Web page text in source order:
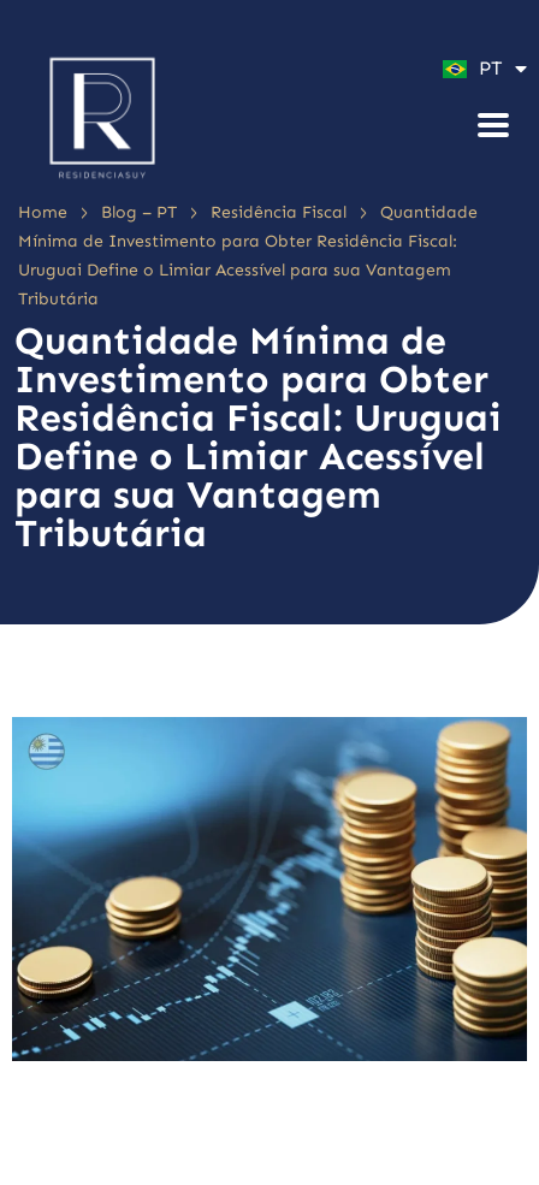
PT
EN
Home > Blog – PT > Residência Fiscal >
Quantidade
Mínima de Investimento para Obter Residência Fiscal:
Uruguai Define o Limiar Acessível para sua Vantagem
Tributária
Quantidade Mínima de
Investimento para Obter
Residência Fiscal: Uruguai
Define o Limiar Acessível
para sua Vantagem
Tributária